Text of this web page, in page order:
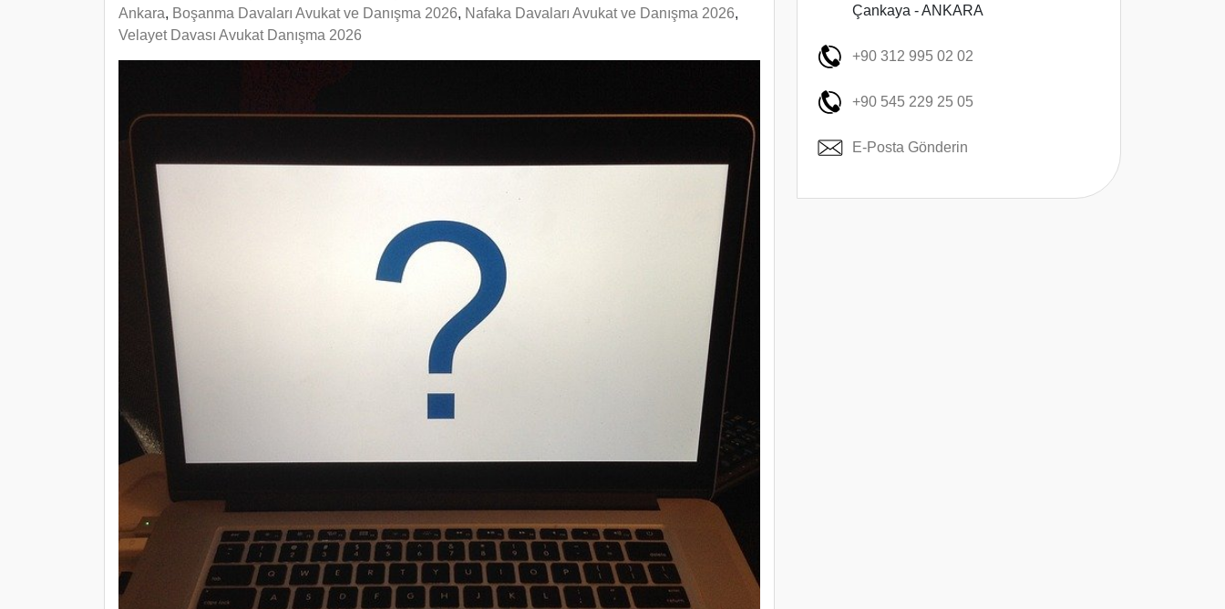
Ankara, Boşanma Davaları Avukat ve Danışma 2026, Nafaka Davaları Avukat ve Danışma 2026,
Velayet Davası Avukat Danışma 2026
Çankaya - ANKARA
+90 312 995 02 02
+90 545 229 25 05
E-Posta Gönderin